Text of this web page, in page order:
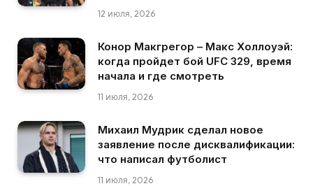
12 июля, 2026
Конор Макгрегор – Макс Холлоуэй:
когда пройдет бой UFC 329, время
начала и где смотреть
11 июля, 2026
Михаил Мудрик сделал новое
заявление после дисквалификации:
что написал футболист
11 июля, 2026